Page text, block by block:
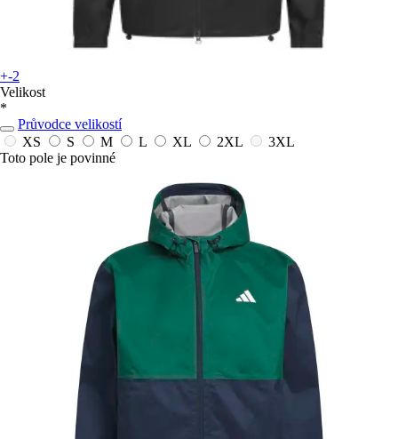
+-2
Velikost
*
Průvodce velikostí
XS
S M L XL 2XL
3XL
Toto pole je povinné